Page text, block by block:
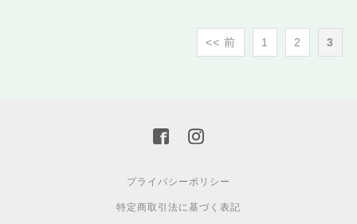
<< 前 1 2 3
プライバシーポリシー
特定商取引法に基づく表記